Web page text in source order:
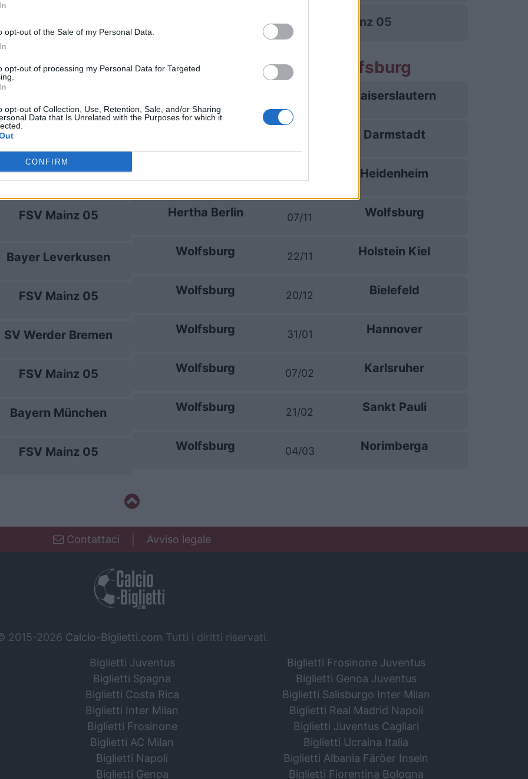
opt-out of the Sale of my Personal Data.
opt-out of processing my Personal Data for Targeted
opt-out of Collection, Use, Retention, Sale, and/or Sharing
Data that Is Unrelated with the Purposes for which it
CONFIRM
FSV Mainz 05
Mainz 05
Eintracht
Francoforte
FSV Mainz 05
Bayer Leverkusen
FSV Mainz 05
SV Werder Bremen
FSV Mainz 05
Bayern München
FSV Mainz 05
Prossime partite Wolfsburg
Kaiserslautern
Darmstadt
18/10 Heidenheim
Hertha Berlin 07/11 Wolfsburg
Wolfsburg 22/11 Holstein Kiel
Wolfsburg 20/12 Bielefeld
Wolfsburg 31/01 Hannover
Wolfsburg 07/02 Karlsruher
Wolfsburg 21/02 Sankt Pauli
Wolfsburg 04/03 Norimberga
Contattaci Avviso legale
2015-2026 Calcio-Biglietti.com Tutti i diritti riservati.
Biglietti Juventus
Biglietti Spagna
Biglietti Costa Rica
Biglietti Inter Milan
Biglietti Frosinone
Biglietti AC Milan
Biglietti Napoli
Biglietti Genoa
Biglietti Frosinone Juventus
Biglietti Genoa Juventus
Biglietti Salisburgo Inter Milan
Biglietti Real Madrid Napoli
Biglietti Juventus Cagliari
Biglietti Ucraina Italia
Biglietti Albania Färöer Inseln
Biglietti Fiorentina Bologna